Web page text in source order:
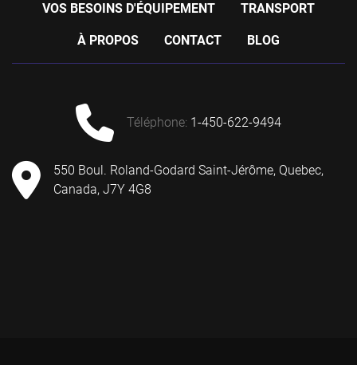
VOS BESOINS D'ÉQUIPEMENT TRANSPORT
À PROPOS CONTACT BLOG
téléphone: 1-450-622-9494
550 Boul. Roland-Godard Saint-Jérôme, Quebec,
Canada, J7Y 4G8